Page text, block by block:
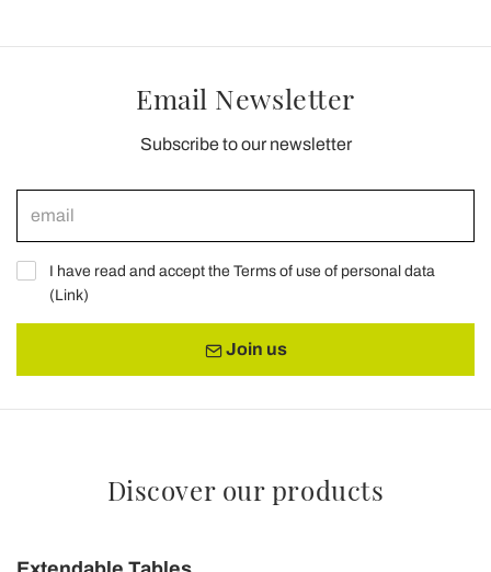
Email Newsletter
Subscribe to our newsletter
I have read and accept the Terms of use of personal data
(Link)
Join us
Discover our products